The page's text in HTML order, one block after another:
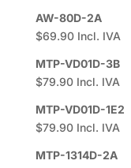
AW-80D-2A
$69.90 Incl. IVA
MTP-VD01D-3B
$79.90 Incl. IVA
MTP-VD01D-1E2
$79.90 Incl. IVA
MTP-1314D-2A